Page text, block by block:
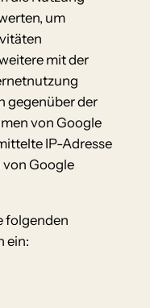
um
mit der
gegenüber der
von Google
IP-Adresse
Google
folgenden
ein: